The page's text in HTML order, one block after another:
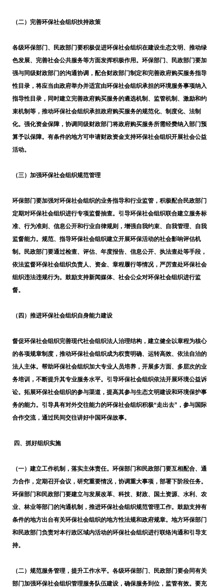
（二）完善环保社会组织扶持政策
各级环保部门、民政部门要积极促进环保社会组织在建设生态文明、推动绿
色发展、完善社会公共服务等方面发挥积极作用。环保部门、民政部门要加
强与同级财政部门的沟通协调，配合财政部门制定和完善政府购买服务指导
性目录，将应当由政府举办并适宜由环保社会组织承担的环境服务事项纳入
指导性目录，同时建立完善政府购买服务的遴选机制、监管机制、激励和约
束机制等，推动环保社会组织承担政府购买服务的规范化、制度化、法制
化。强化资金保障，协调同级财政部门将政府购买服务所需经费纳入部门预
算予以保障。有条件的地方可申请财政资金支持环保社会组织开展社会公益
活动。
（三）加强环保社会组织规范管理
环保部门要加强对环保社会组织的业务指导和行业监管，积极配合民政部门
定期对环保社会组织进行专项监督抽查。引导环保社会组织联合建立服务标
准、行为准则、信息公开和行业自律规则，增强自我约束、自我管理、自我
监督能力。规范、指导环保社会组织建立开展环保活动的社会影响评估机
制。民政部门要通过检查、评估、年度报告、信息公开、执法查处等手段，
依法监督环保社会组织负责人、资金、章程履行等情况，严厉查处环保社会
组织违法违规行为。鼓励支持新闻媒体、社会公众对环保社会组织进行监
督。
（四）推进环保社会组织自身能力建设
督促环保社会组织完善现代社会组织法人治理结构，建立健全以章程为核心
的各项规章制度，推动环保社会组织成为权责明确、运转高效、依法自治的
法人主体。帮助环保社会组织加大专业人员培养，开展多方面、多层次的业
务培训，不断提升其专业服务水平。引导环保社会组织依法开展环境公益诉
讼。拓展环保社会组织的参与渠道，提高其参与生态文明建设和环境保护事
务的能力。引导具有对外交往能力的环保社会组织积极“走出去”，参与国际
合作交流，通过民间交往讲好中国环保故事。
四、抓好组织实施
（一）建立工作机制，落实主体责任。 环保部门和民政部门要互相配合、通
力合作，定期召开会议，研究重要情况，协调重大事项，部署下阶段任务。
环保部门和民政部门要建立与发展改革、科技、财政、国土资源、水利、农
业、林业等部门的沟通机制，推进环保社会组织规范管理工作。鼓励支持有
条件的地方出台有关环保社会组织的地方性法规和政府规章。地方环保部门
和民政部门负责对本行政区域内活动的环保社会组织进行联络沟通和引导支
持。
（二）规范服务管理，提升工作水平。 各级环保部门、民政部门要会同有关
部门加强环保社会组织管理服务队伍建设，确保服务到位，监管有效。要充